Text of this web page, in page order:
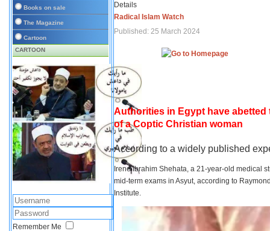
Books on sale
The Magazine
Cartoon
CARTOON
Remember Me
Details
Radical Islam Watch
Published: 25 March 2024
Authorities in Egypt have
of a Coptic Christian woman
According to a widely published
Irene Ibrahim Shehata, a 21-year-old medical
mid-term exams in Asyut, according to
Institute.